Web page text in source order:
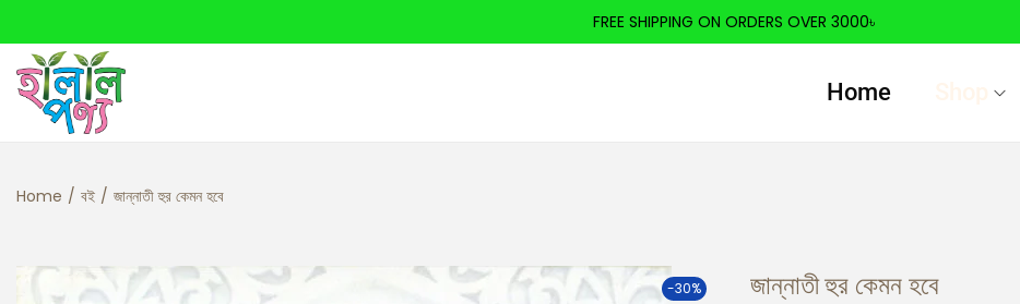
FREE SHIPPING ON ORDERS OVER 3000৳
Home
Home / বই / জান্নাতী হুর কেমন হবে
-30%
জান্নাতী হুর কেমন হবে